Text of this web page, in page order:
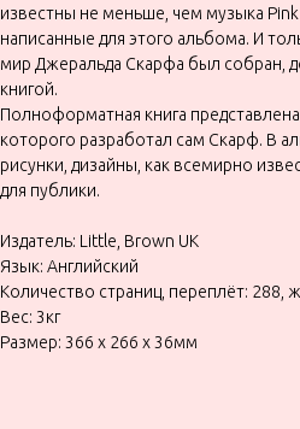
известны не меньше, чем музыка
написанные для этого альбома. И
мир Джеральда Скарфа был собран,
книгой.
Полноформатная книга
которого разработал сам Скарф. В
рисунки, дизайны, как всемирно
для публики.
Издатель: Little, Brown UK
Язык: Английский
Количество страниц, переплёт: 288,
Вес: 3кг
Размер: 366 x 266 x 36мм